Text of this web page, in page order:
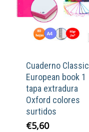
Cuaderno Classic
European book 1
tapa extradura
Oxford colores
surtidos
€5,60